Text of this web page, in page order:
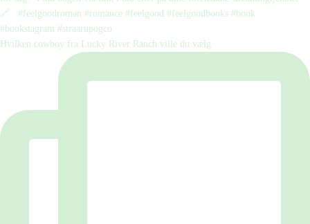
Hvilken cowboy fra Lucky River Ranch ville du vælg